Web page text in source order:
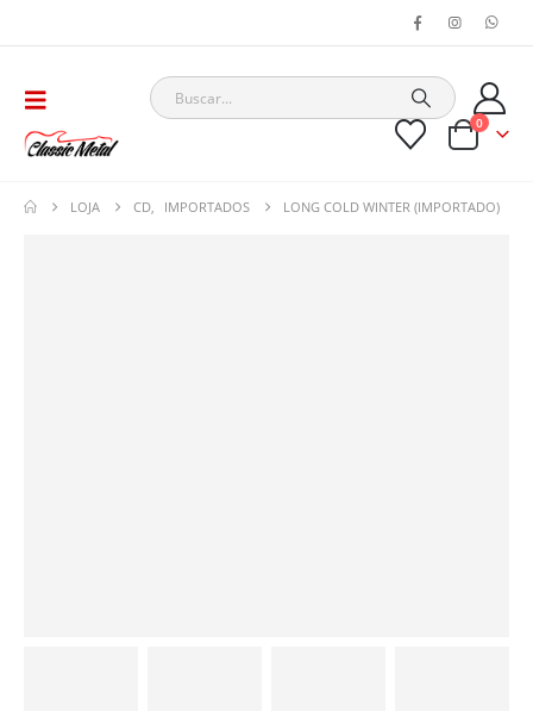
0
LOJA CD IMPORTADOS LONG COLD WINTER (IMPORTADO)